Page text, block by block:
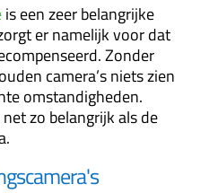
is een zeer belangrijke
er namelijk voor dat
Zonder
camera’s niets zien
omstandigheden.
zo belangrijk als de